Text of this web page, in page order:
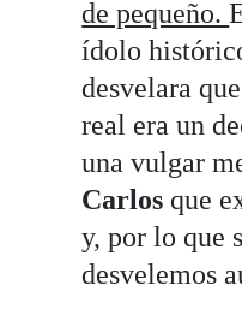
de pequeño.
ídolo
desvelara
real era un
una vulgar
Carlos que
y, por lo que
desvelemos